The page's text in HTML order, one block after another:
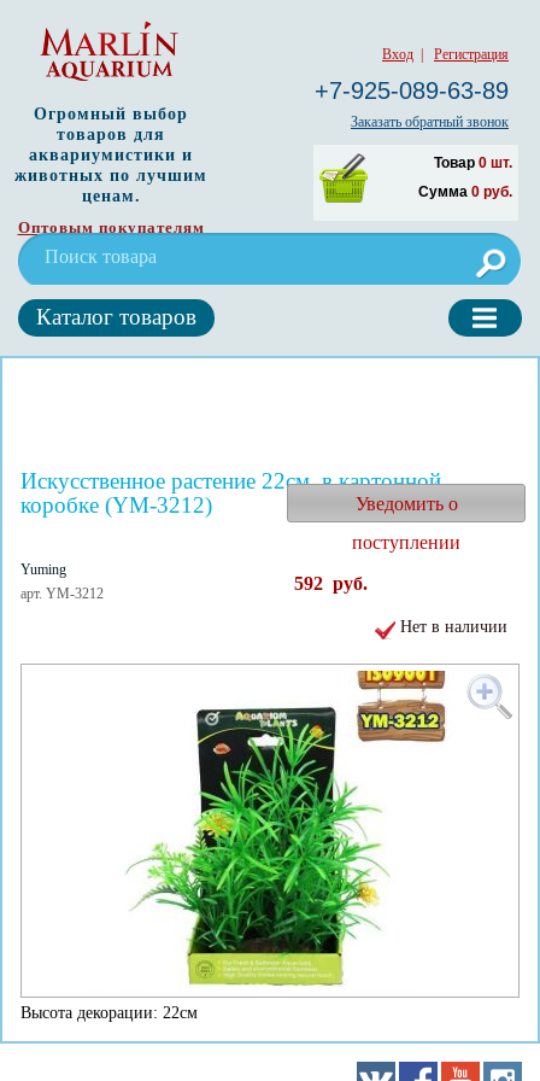
Вход Регистрация
+7-925-089-63-89
Заказать обратный звонок
Товар 0 шт.
Сумма 0 руб.
Огромный выбор
товаров для
аквариумистики и
животных по лучшим
ценам.
Оптовым покупателям
Каталог товаров
Искусственное растение 22см, в картонной
коробке (YM-3212)
Yuming
арт. YM-3212
Уведомить о
поступлении
592 руб.
Нет в наличии
Высота декорации: 22см